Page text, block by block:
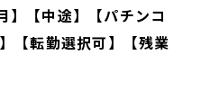
【中途】【パチンコ
【転勤選択可】【残業